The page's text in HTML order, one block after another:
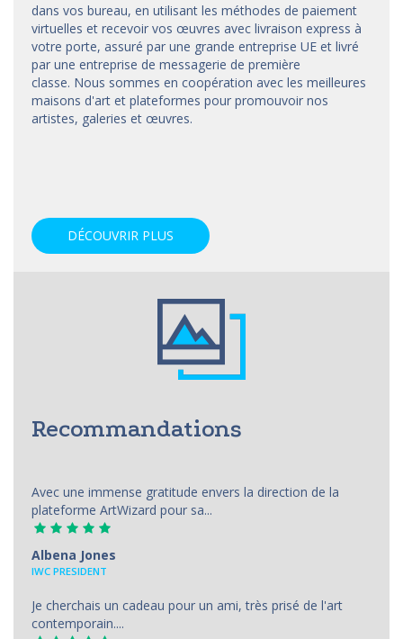
dans vos bureau, en utilisant les méthodes de paiement
virtuelles et recevoir vos œuvres avec livraison express à
votre porte, assuré par une grande entreprise UE et livré
par une entreprise de messagerie de première
classe. Nous sommes en coopération avec les meilleures
maisons d'art et plateformes pour promouvoir nos
artistes, galeries et œuvres.
DÉCOUVRIR PLUS
Recommandations
Avec une immense gratitude envers la direction de la
plateforme ArtWizard pour sa...
Albena Jones
IWC PRESIDENT
Je cherchais un cadeau pour un ami, très prisé de l'art
contemporain....